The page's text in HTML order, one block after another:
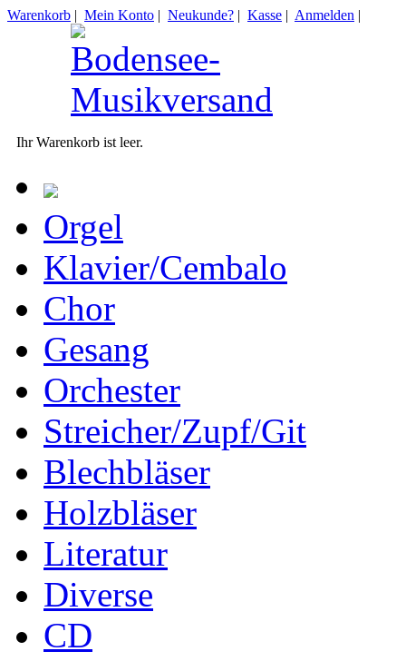
Warenkorb | Mein Konto | Neukunde? | Kasse | Anmelden |
Ihr Warenkorb ist leer.
Orgel
Klavier/Cembalo
Chor
Gesang
Orchester
Streicher/Zupf/Git
Blechbläser
Holzbläser
Literatur
Diverse
CD